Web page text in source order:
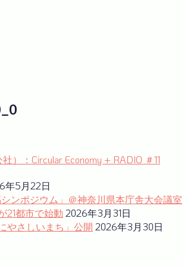
）：Circular Economy + RADIO ＃11
年5月22日
ンポジウム」＠神奈川県本庁舎大会議室
21都市で始動 2026年3月31日
やさしいまち」公開 2026年3月30日